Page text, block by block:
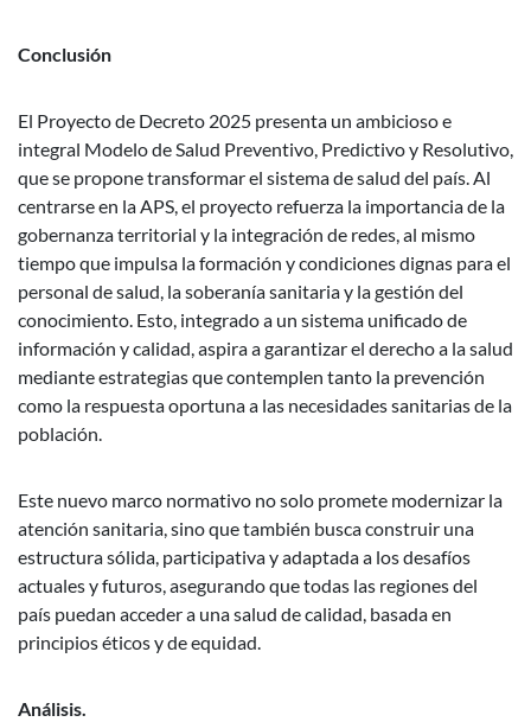
Conclusión
El Proyecto de Decreto 2025 presenta un ambicioso e
integral Modelo de Salud Preventivo, Predictivo y Resolutivo,
que se propone transformar el sistema de salud del país. Al
centrarse en la APS, el proyecto refuerza la importancia de la
gobernanza territorial y la integración de redes, al mismo
tiempo que impulsa la formación y condiciones dignas para el
personal de salud, la soberanía sanitaria y la gestión del
conocimiento. Esto, integrado a un sistema unificado de
información y calidad, aspira a garantizar el derecho a la salud
mediante estrategias que contemplen tanto la prevención
como la respuesta oportuna a las necesidades sanitarias de la
población.
Este nuevo marco normativo no solo promete modernizar la
atención sanitaria, sino que también busca construir una
estructura sólida, participativa y adaptada a los desafíos
actuales y futuros, asegurando que todas las regiones del
país puedan acceder a una salud de calidad, basada en
principios éticos y de equidad.
Análisis.